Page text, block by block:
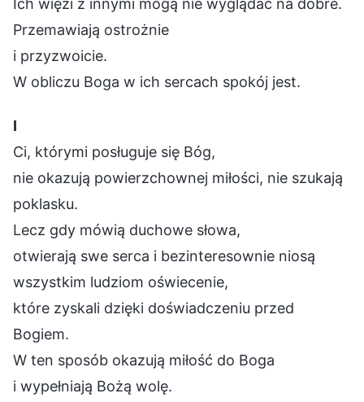
Przemawiają ostrożnie
i przyzwoicie.
W obliczu Boga w ich sercach spokój jest.
Ⅰ
Ci, którymi posługuje się Bóg,
nie okazują powierzchownej miłości, nie szukają
poklasku.
Lecz gdy mówią duchowe słowa,
otwierają swe serca i bezinteresownie niosą
wszystkim ludziom oświecenie,
które zyskali dzięki doświadczeniu przed
Bogiem.
W ten sposób okazują miłość do Boga
i wypełniają Bożą wolę.